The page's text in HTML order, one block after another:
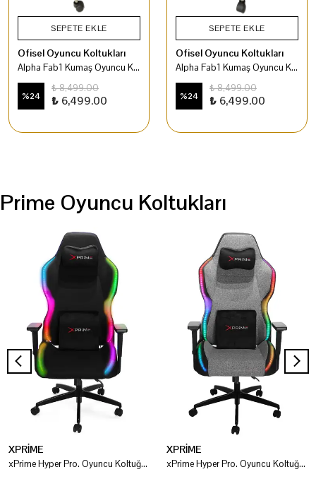
SEPETE EKLE
Ofisel Oyuncu Koltukları
Alpha Fab1 Kumaş Oyuncu Koltuğu Kırmızı
%24
₺ 8,499.00
₺ 6,499.00
SEPETE EKLE
Ofisel Oyuncu Koltukları
Alpha Fab1 Kumaş Oyuncu Koltuğu Gri
%24
₺ 8,499.00
₺ 6,499.00
Prime Oyuncu Koltukları
XPRİME
xPrime Hyper Pro. Oyuncu Koltuğu ARGB Ledli + Hoparlörlü
XPRİME
xPrime Hyper Pro. Oyuncu Koltuğu ARGB Ledli + Hoparlörlü